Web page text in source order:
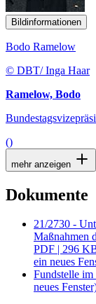
Bildinformationen
Bodo Ramelow
© DBT/ Inga Haar
Ramelow, Bodo
()
mehr anzeigen
Dokumente
21/2730 -
Maßnahmen
PDF | 296
ein neues
Fundstelle
neues